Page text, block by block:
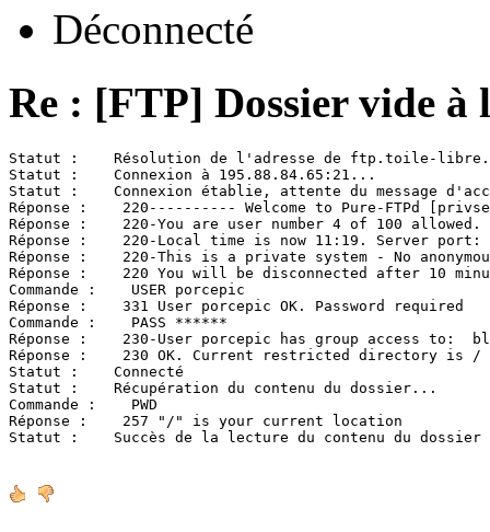
Déconnecté
Re : [FTP] Dossier vide à
Statut :    Résolution de l'adresse de ftp.toile-
Statut :    Connexion à 195.88.84.65:21...
Statut :    Connexion établie, attente du message
Réponse :    220---------- Welcome to Pure-FTPd
Réponse :    220-You are user number 4 of 100 allowed.
Réponse :    220-Local time is now 11:19. Server port:
Réponse :    220-This is a private system - No
Réponse :    220 You will be disconnected after 10
Commande :    USER porcepic
Réponse :    331 User porcepic OK. Password required
Commande :    PASS ******
Réponse :    230-User porcepic has group access
Réponse :    230 OK. Current restricted directory is /
Statut :    Connecté
Statut :    Récupération du contenu du dossier...
Commande :    PWD
Réponse :    257 "/" is your current location
Statut :    Succès de la lecture du contenu du dossier